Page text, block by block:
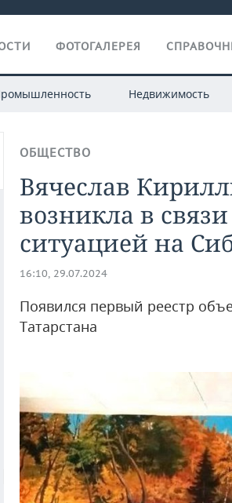
ФОТОГАЛЕРЕЯ
Недвижимость
ОБЩЕСТВО
Вячеслав
возникла в
ситуацией на
16:10, 29.07.2024
Появился первый реестр
Татарстана